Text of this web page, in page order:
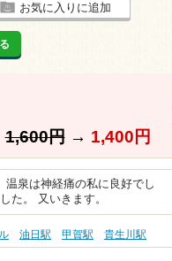
お気に入りに追加
1,600円→ 1,400円
泉は神経痛の私に良好でし
た。 又いきます。
油日駅 甲賀駅 貴生川駅